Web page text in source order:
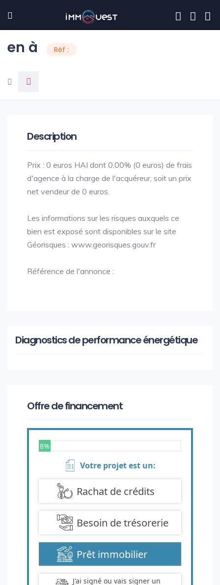
en à Réf :
Description
Prix : 0 euros HAI dont 0.00% (0 euros) de frais
d'agence à la charge de l'acquéreur, soit un prix
net vendeur de 0 euros.
Les informations sur les risques auxquels ce
bien est exposé sont disponibles sur le site
Géorisques : www.georisques.gouv.fr
Référence de l'annonce :
Diagnostics de performance énergétique
Offre de financement